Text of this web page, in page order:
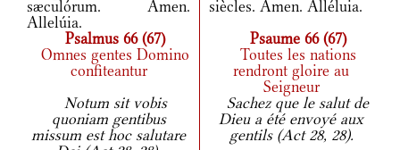
sæculórum. Amen.
Allelúia.
siècles. Amen. Alléluia.
Psalmus 66 (67)
Psaume 66 (67)
Omnes gentes Domino
confiteantur
Toutes les nations
rendront gloire au
Seigneur
Notum sit vobis
quoniam gentibus
missum est hoc salutare
Sachez que le salut de
Dieu a été envoyé aux
gentils (Act 28, 28).